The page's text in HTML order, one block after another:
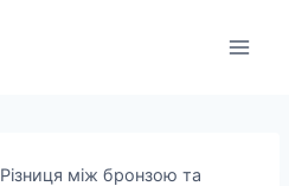
Різниця між бронзою та